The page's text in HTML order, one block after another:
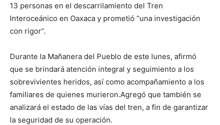
13 personas en el descarrilamiento del Tren
Interoceánico en Oaxaca y prometió “una investigación
con rigor“.
Durante la Mañanera del Pueblo de este lunes, afirmó
que se brindará atención integral y seguimiento a los
sobrevivientes heridos, así como acompañamiento a los
familiares de quienes murieron.Agregó que también se
analizará el estado de las vías del tren, a fin de garantizar
la seguridad de su operación.